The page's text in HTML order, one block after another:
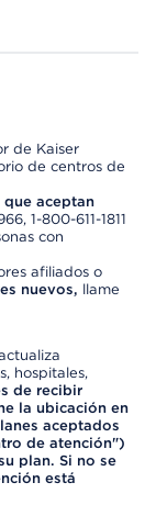
de Kaiser
de centros de
que aceptan
1-800-611-1811
con
afiliados o
nuevos, llame
hospitales,
de recibir
la ubicación en
aceptados
de atención")
plan. Si no se
está